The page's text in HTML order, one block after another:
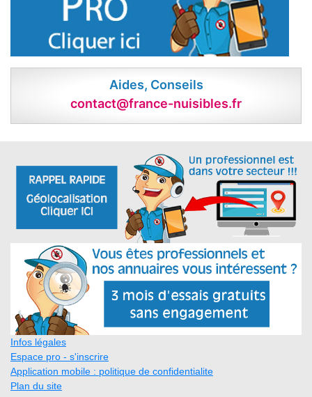
Aides, Conseils
contact@france-nuisibles.fr
Infos légales
Espace pro - s'inscrire
Application mobile : politique de confidentialite
Plan du site